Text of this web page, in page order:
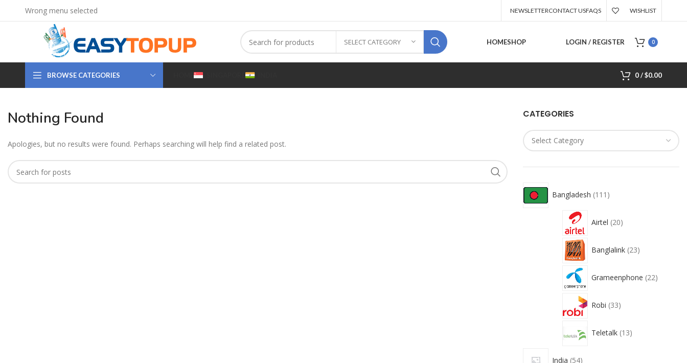
Wrong menu selected NEWSLETTERCONTACT USFAQS WISHLIST
SELECT CATEGORY HOMESHOP LOGIN / REGISTER 0
BROWSE CATEGORIES 0/ $0.00
Nothing Found
Apologies, but no results were found. Perhaps searching will help find a related post.
CATEGORIES
Bangladesh 111
Airtel 20
Banglalink 23
Grameenphone 22
Robi 33
Teletalk 13
India 54